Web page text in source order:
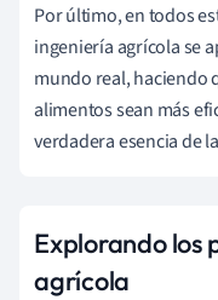
Por último, en todos
ingeniería agrícola se
mundo real, haciendo
alimentos sean más
verdadera esencia de
Explorando los
agrícola